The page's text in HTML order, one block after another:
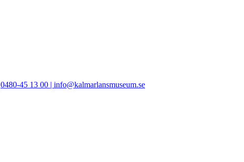
0480-45 13 00 | info@kalmarlansmuseum.se